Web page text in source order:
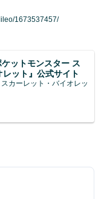
1673537457/
ットモンスター ス
ット』公式サイト
スカーレット・バイオレッ